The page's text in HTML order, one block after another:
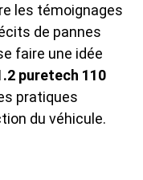
les témoignages
de pannes
faire une idée
puretech 110
pratiques
du véhicule.